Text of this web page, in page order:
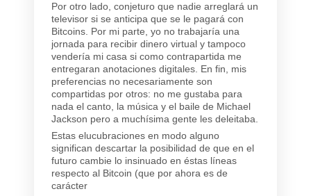
Por otro lado, conjeturo que nadie arreglará un
televisor si se anticipa que se le pagará con
Bitcoins. Por mi parte, yo no trabajaría una
jornada para recibir dinero virtual y tampoco
vendería mi casa si como contrapartida me
entregaran anotaciones digitales. En fin, mis
preferencias no necesariamente son
compartidas por otros: no me gustaba para
nada el canto, la música y el baile de Michael
Jackson pero a muchísima gente les deleitaba.
Estas elucubraciones en modo alguno
significan descartar la posibilidad de que en el
futuro cambie lo insinuado en éstas líneas
respecto al Bitcoin (que por ahora es de
carácter